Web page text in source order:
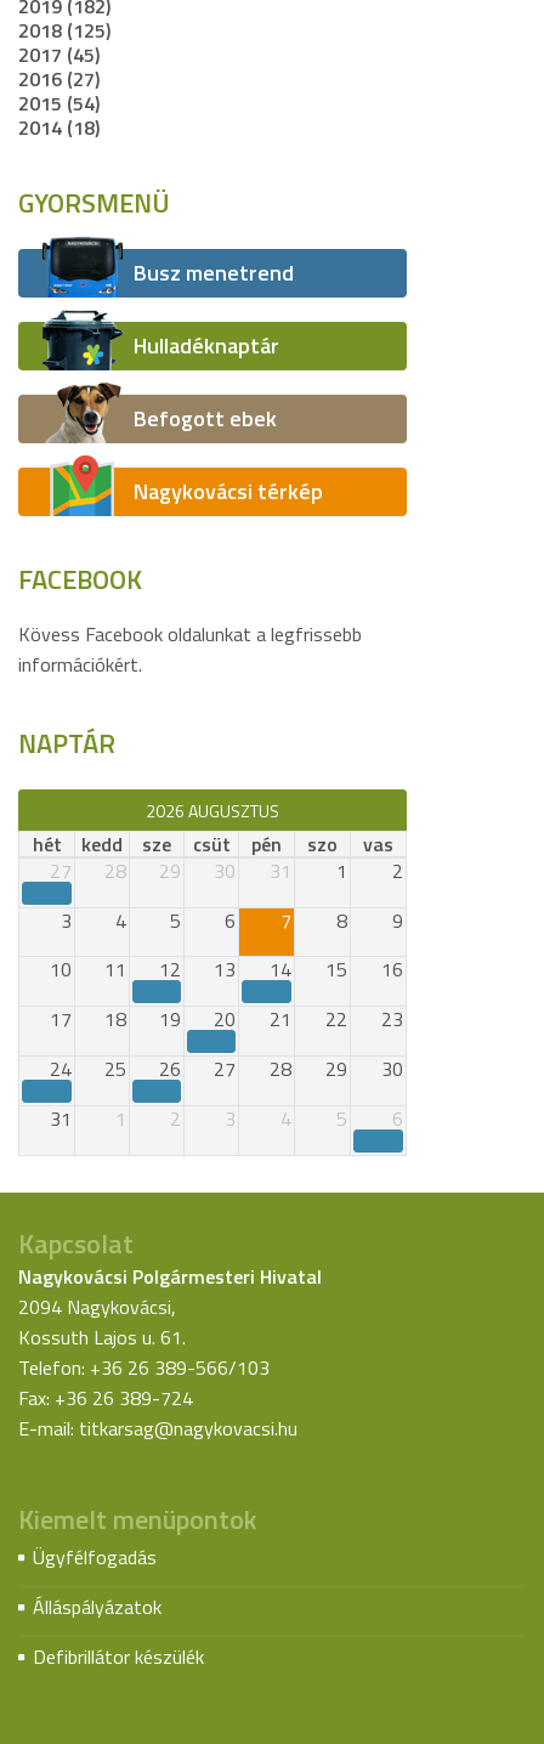
2019 (182)
2018 (125)
2017 (45)
2016 (27)
2015 (54)
2014 (18)
GYORSMENÜ
Busz menetrend
Hulladéknaptár
Befogott ebek
Nagykovácsi térkép
FACEBOOK
Kövess Facebook oldalunkat a legfrissebb
információkért.
NAPTÁR
2026 AUGUSZTUS
hét kedd sze csüt pén szo
vas
27
28 29 30 31 1
2
3
4 5 6 7 8
9
10
11 12 13 14 15
16
17
18 19 20 21 22
23
24
25 26 27 28 29
30
31
1 2 3 4 5 6
Kapcsolat
Nagykovácsi Polgármesteri Hivatal
2094 Nagykovácsi,
Kossuth Lajos u. 61.
Telefon: +36 26 389-566/103
Fax: +36 26 389-724
E-mail: titkarsag@nagykovacsi.hu
Kiemelt menüpontok
Ügyfélfogadás
Álláspályázatok
Defibrillátor készülék